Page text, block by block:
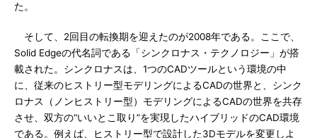
た。
そして、2回目の転換期を迎えたのが2008年である。ここで、
Solid Edgeの代名詞である「シンクロナス・テクノロジー」が搭
載された。シンクロナスは、1つのCADツールという環境の中
に、従来のヒストリー型モデリングによるCADの世界と、シンク
ロナス（ノンヒストリー型）モデリングによるCADの世界を共存
させ、双方の“いいとこ取り”を実現したハイブリッドのCAD環境
である。例えば、ヒストリー型で設計した3Dモデルを変更しよ